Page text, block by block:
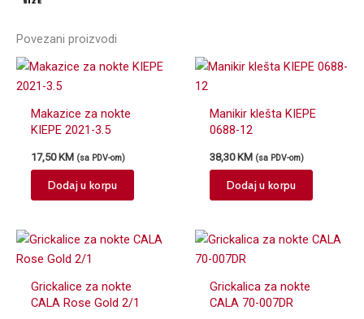
Povezani proizvodi
Makazice za nokte
KIEPE 2021-3.5
17,50 KM (sa PDV-om)
Dodaj u korpu
Manikir klešta KIEPE
0688-12
38,30 KM (sa PDV-om)
Dodaj u korpu
Grickalice za nokte
CALA Rose Gold 2/1
Grickalica za nokte
CALA 70-007DR